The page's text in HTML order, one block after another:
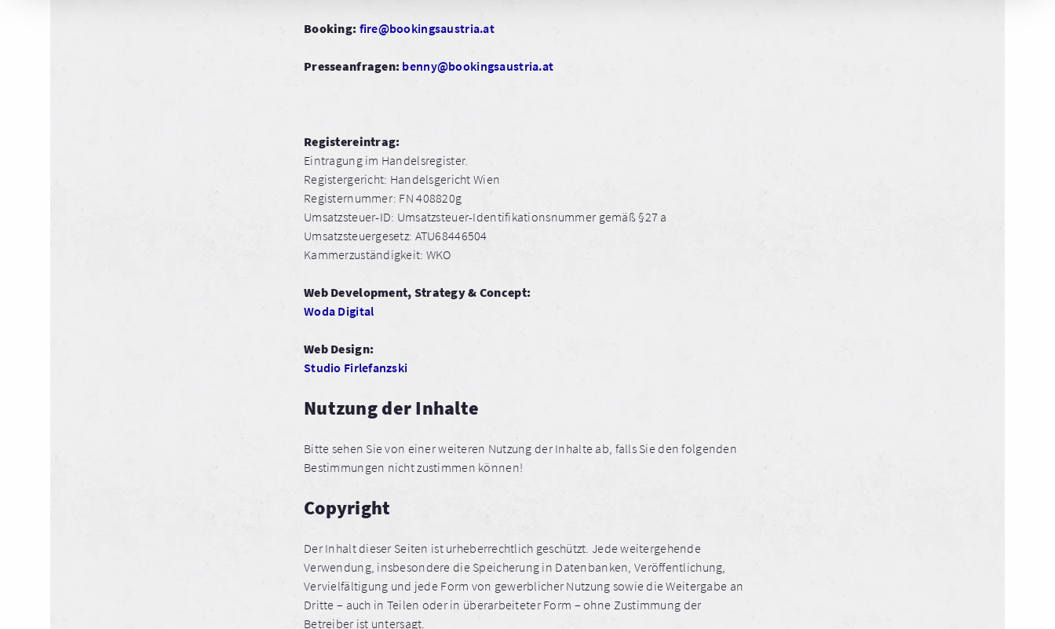
Booking: fire@bookingsaustria.at
Presseanfragen: benny@bookingsaustria.at
Registereintrag:
Eintragung im Handelsregister.
Registergericht: Handelsgericht Wien
Registernummer: FN 408820g
Umsatzsteuer-ID: Umsatzsteuer-Identifikationsnummer gemäß §27 a
Umsatzsteuergesetz: ATU68446504
Kammerzuständigkeit: WKO
Web Development, Strategy & Concept:
Woda Digital
Web Design:
Studio Firlefanzski
Nutzung der Inhalte
Bitte sehen Sie von einer weiteren Nutzung der Inhalte ab, falls Sie den folgenden
Bestimmungen nicht zustimmen können!
Copyright
Der Inhalt dieser Seiten ist urheberrechtlich geschützt. Jede weitergehende
Verwendung, insbesondere die Speicherung in Datenbanken, Veröffentlichung,
Vervielfältigung und jede Form von gewerblicher Nutzung sowie die Weitergabe an
Dritte – auch in Teilen oder in überarbeiteter Form – ohne Zustimmung der
Betreiber ist untersagt.